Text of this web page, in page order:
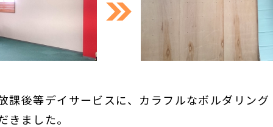
課後等デイサービスに、カラフルなボルダリン
きました。